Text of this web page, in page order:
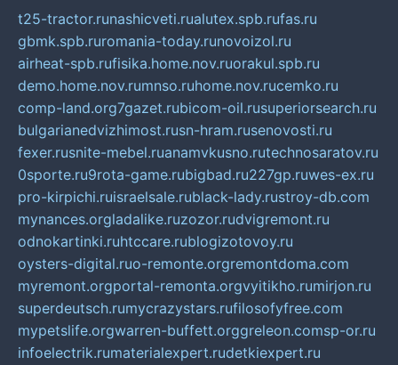
t25-tractor.runashicveti.rualutex.spb.rufas.ru
gbmk.spb.ruromania-today.runovoizol.ru
airheat-spb.rufisika.home.nov.ruorakul.spb.ru
demo.home.nov.rumnso.ruhome.nov.rucemko.ru
comp-land.org7gazet.rubicom-oil.rusuperiorsearch.ru
bulgarianedvizhimost.rusn-hram.rusenovosti.ru
fexer.rusnite-mebel.ruanamvkusno.rutechnosaratov.ru
0sporte.ru9rota-game.rubigbad.ru227gp.ruwes-ex.ru
pro-kirpichi.ruisraelsale.rublack-lady.rustroy-db.com
mynances.orgladalike.ruzozor.rudvigremont.ru
odnokartinki.ruhtccare.rublogizotovoy.ru
oysters-digital.ruo-remonte.orgremontdoma.com
myremont.orgportal-remonta.orgvyitikho.rumirjon.ru
superdeutsch.rumycrazystars.rufilosofyfree.com
mypetslife.orgwarren-buffett.orggreleon.comsp-or.ru
infoelectrik.rumaterialexpert.rudetkiexpert.ru